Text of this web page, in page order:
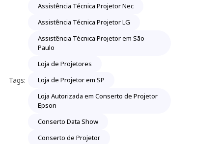
Tags:
Assistência Técnica Projetor Nec
Assistência Técnica Projetor LG
Assistência Técnica Projetor em São
Paulo
Loja de Projetores
Loja de Projetor em SP
Loja Autorizada em Conserto de Projetor
Epson
Conserto Data Show
Conserto de Projetor